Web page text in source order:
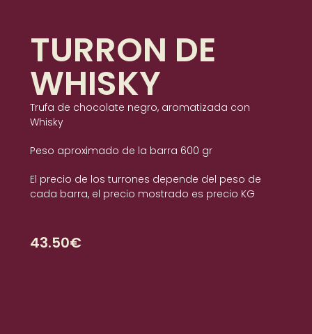
Horario
El maestro pastelero
Los clásicos de divine’s
Pasteles con forma de números
Bandejas desayunos y meriendas
TURRON DE
WHISKY
Trufa de chocolate negro, aromatizada con
Whisky
Peso aproximado de la barra 600 gr
El precio de los turrones depende del peso de
cada barra, el precio mostrado es precio KG
43.50€